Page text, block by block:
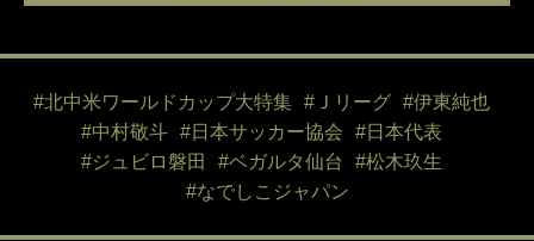
#北中米ワールドカップ大特集 #Ｊリーグ
#伊東純也
#中村敬斗
#日本サッカー協会
#日本代表
#ジュビロ磐田
#ベガルタ仙台
#松木玖生
#なでしこジャパン